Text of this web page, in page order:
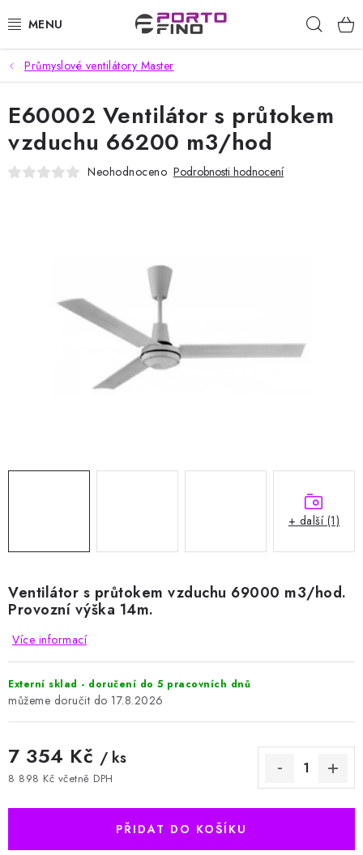
na
CHEMIE A PÉČE O VOZIDLA
PŘÍSLUŠENSTVÍ A ND K AUTOMYČKÁM
VYSOKOTLAKÉ A ČISTÍCÍ STROJE
DOMÁCNOST A ZAHRADA
CHEMIE - BEZKONTAKTNÍ MYČKY
HODNOCENÍ OBCHODU
Průmyslové ventilátory Master
Ventilátor s průtokem vzduchu 69000 m3/hod.
Provozní výška 14m.
Více informací
Externí sklad - doručení do 5 pracovních dnů
17.8.2026
7 354 Kč / ks
8 898 Kč včetně DPH
PŘIDAT DO KOŠÍKU
E60002 Ventilátor s průtokem
vzduchu 66200 m3/hod
Neohodnoceno Podrobnosti hodnocení
+ další (1)